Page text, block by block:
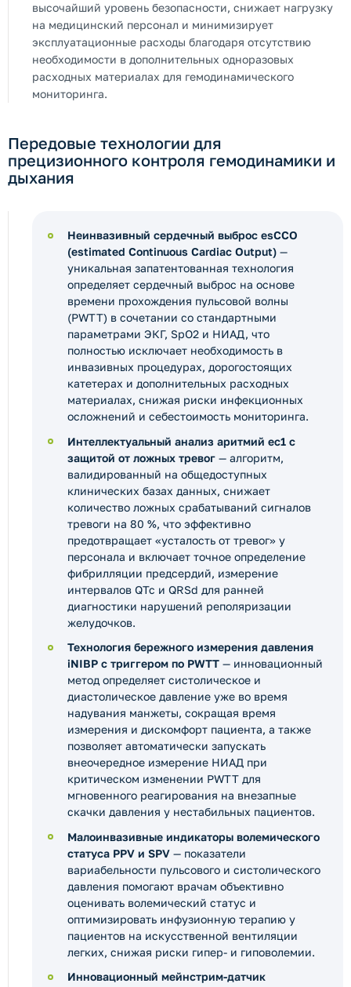
высочайший уровень безопасности, снижает нагрузку
на медицинский персонал и минимизирует
эксплуатационные расходы благодаря отсутствию
необходимости в дополнительных одноразовых
расходных материалах для гемодинамического
мониторинга.
Передовые технологии для
прецизионного контроля гемодинамики и
дыхания
Неинвазивный сердечный выброс esCCO
(estimated Continuous Cardiac Output) —
уникальная запатентованная технология
определяет сердечный выброс на основе
времени прохождения пульсовой волны
(PWTT) в сочетании со стандартными
параметрами ЭКГ, SpO2 и НИАД, что
полностью исключает необходимость в
инвазивных процедурах, дорогостоящих
катетерах и дополнительных расходных
материалах, снижая риски инфекционных
осложнений и себестоимость мониторинга.
Интеллектуальный анализ аритмий ec1 с
защитой от ложных тревог — алгоритм,
валидированный на общедоступных
клинических базах данных, снижает
количество ложных срабатываний сигналов
тревоги на 80 %, что эффективно
предотвращает «усталость от тревог» у
персонала и включает точное определение
фибрилляции предсердий, измерение
интервалов QTc и QRSd для ранней
диагностики нарушений реполяризации
желудочков.
Технология бережного измерения давления
iNIBP с триггером по PWTT — инновационный
метод определяет систолическое и
диастолическое давление уже во время
надувания манжеты, сокращая время
измерения и дискомфорт пациента, а также
позволяет автоматически запускать
внеочередное измерение НИАД при
критическом изменении PWTT для
мгновенного реагирования на внезапные
скачки давления у нестабильных пациентов.
Малоинвазивные индикаторы волемического
статуса PPV и SPV — показатели
вариабельности пульсового и систолического
давления помогают врачам объективно
оценивать волемический статус и
оптимизировать инфузионную терапию у
пациентов на искусственной вентиляции
легких, снижая риски гипер- и гиповолемии.
Инновационный мейнстрим-датчик